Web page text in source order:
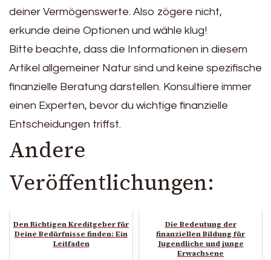
deiner Vermögenswerte. Also zögere nicht,
erkunde deine Optionen und wähle klug!
Bitte beachte, dass die Informationen in diesem
Artikel allgemeiner Natur sind und keine spezifische
finanzielle Beratung darstellen. Konsultiere immer
einen Experten, bevor du wichtige finanzielle
Entscheidungen triffst.
Andere
Veröffentlichungen:
Den Richtigen Kreditgeber für
Deine Bedürfnisse finden: Ein
Leitfaden
Die Bedeutung der
finanziellen Bildung für
Jugendliche und junge
Erwachsene